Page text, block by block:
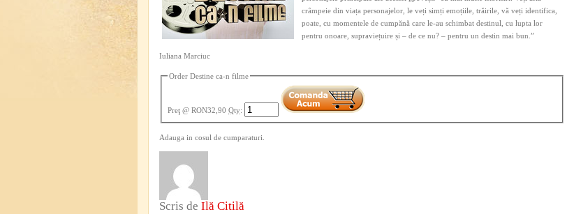
crâmpeie din viața personajelor, le veți simți emoțiile, trăirile, vă veți identifica,
poate, cu momentele de cumpănă care le-au schimbat destinul, cu lupta lor
pentru onoare, supraviețuire și – de ce nu? – pentru un destin mai bun.”
Iuliana Marciuc
Order Destine ca-n filme
Preţ @ RON32,90 Qty:
Adauga in cosul de cumparaturi.
Scris de Ilă Citilă